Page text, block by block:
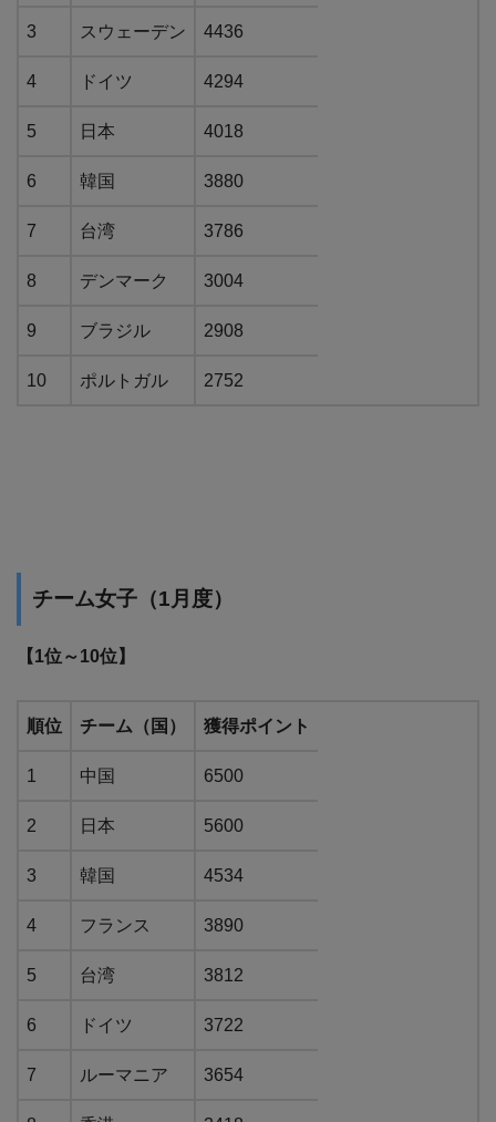
3 スウェーデン 4436
4 ドイツ 4294
5 日本 4018
6 韓国 3880
7 台湾 3786
8 デンマーク 3004
9 ブラジル 2908
10 ポルトガル 2752
チーム女子（1月度）
【1位～10位】
順位 チーム（国） 獲得ポイント
1 中国 6500
2 日本 5600
3 韓国 4534
4 フランス 3890
5 台湾 3812
6 ドイツ 3722
7 ルーマニア 3654